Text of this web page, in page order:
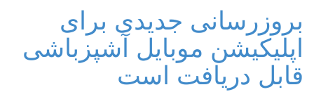
بروزرسانی جدیدی برای
اپلیکیشن موبایل آشپزباشی
قابل دریافت است